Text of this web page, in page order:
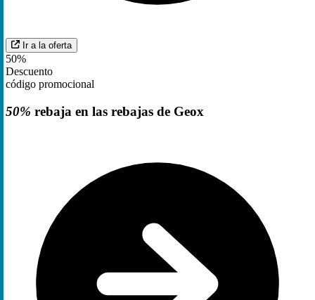
Ir a la oferta
50%
Descuento
código promocional
50% rebaja en las rebajas de Geox